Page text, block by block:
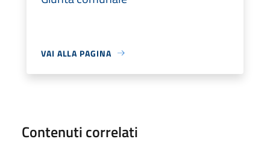
VAI ALLA PAGINA
Contenuti correlati